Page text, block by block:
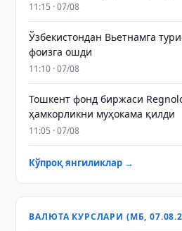
11:15 · 07/08
Ўзбекистондан Вьетнамга
фоизга ошди
11:10 · 07/08
Тошкент фонд биржаси
ҳамкорликни муҳокама қилди
11:05 · 07/08
Кўпроқ янгиликлар →
ВАЛЮТА КУРСЛАРИ (МБ,